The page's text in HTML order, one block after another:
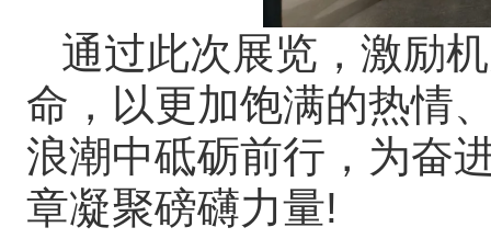
通过此次展览，激励
命，以更加饱满的热情
浪潮中砥砺前行，为奋
章凝聚磅礴力量!